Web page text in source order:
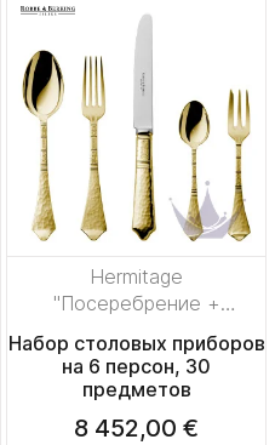
Hermitage
"Посеребрение +
сплошная позолота"
Набор столовых приборов
на 6 персон, 30
предметов
8 452,00 €